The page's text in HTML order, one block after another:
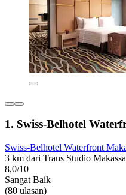
1. Swiss-Belhotel
Swiss-Belhotel Waterfront
3 km dari Trans Studio
8,0/10
Sangat Baik
(80 ulasan)